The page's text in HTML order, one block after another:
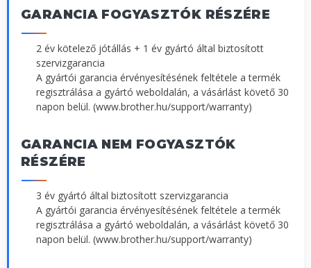
GARANCIA FOGYASZTÓK RÉSZÉRE
2 év kötelező jótállás + 1 év gyártó által biztosított
szervizgarancia
A gyártói garancia érvényesítésének feltétele a termék
regisztrálása a gyártó weboldalán, a vásárlást követő 30
napon belül. (www.brother.hu/support/warranty)
GARANCIA NEM FOGYASZTÓK
RÉSZÉRE
3 év gyártó által biztosított szervizgarancia
A gyártói garancia érvényesítésének feltétele a termék
regisztrálása a gyártó weboldalán, a vásárlást követő 30
napon belül. (www.brother.hu/support/warranty)